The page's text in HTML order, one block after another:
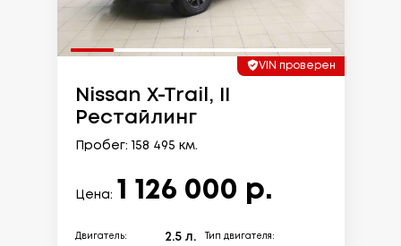
VIN проверен
Nissan X-Trail, II
Рестайлинг
Пробег: 158 495 км.
Цена: 1 126 000 р.
Двигатель: 2.5 л. Тип двигателя: